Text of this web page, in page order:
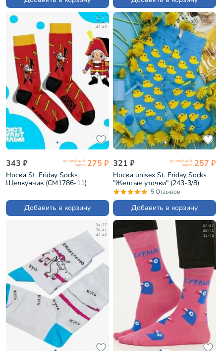
34-37
38-41
42-46
343 ₽ по клубной
карте 275 ₽
Носки St. Friday Socks
Щелкунчик (СМ1786-11)
Добавить в корзину
34-37
38-41
321 ₽ по клубной
карте 257 ₽
Носки unisex St. Friday Socks
"Желтые уточки" (243-3/8)
5 Отзывов
Добавить в корзину
34-37
38-41
42-46
34-37
38-41
42-46